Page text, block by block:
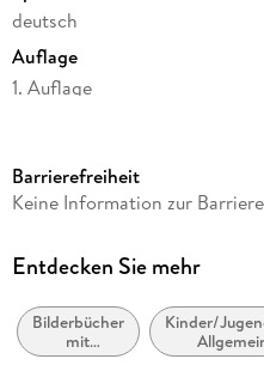
deutsch
Auflage
1. Auflage
Altersempfehlung
Reihe
Autor/Autorin
Jörg Hilbert
Barrierefreiheit
Keine Information zur
Entdecken Sie mehr
Bilderbücher
mit
Kinder/